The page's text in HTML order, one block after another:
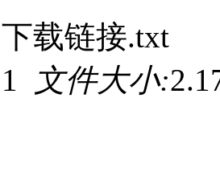
下载链接.txt
1 文件大小: